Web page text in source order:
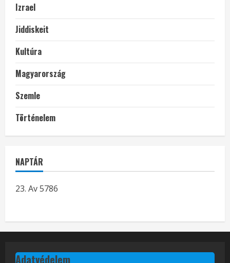
Izrael
Jiddiskeit
Kultúra
Magyarország
Szemle
Történelem
NAPTÁR
23. Av 5786
Adatvédelem